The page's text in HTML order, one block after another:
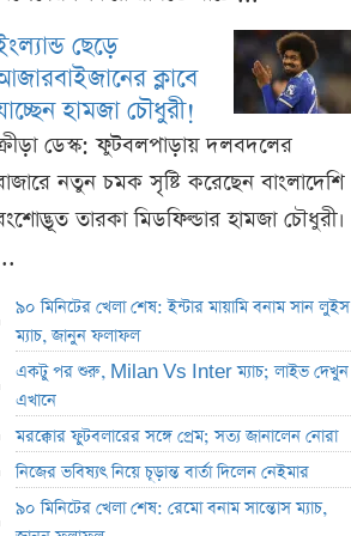
ছেড়ে
ক্লাবে
হামজা চৌধুরী!
ডেস্ক: ফুটবলপাড়ায় দলবদলের
নতুন চমক সৃষ্টি করেছেন বাংলাদেশি
তারকা মিডফিল্ডার হামজা চৌধুরী।
৯০ মিনিটের খেলা শেষ: ইন্টার মায়ামি বনাম সান লুইস
ম্যাচ, জানুন ফলাফল
একটু পর শুরু, Milan Vs Inter ম্যাচ; লাইভ দেখুন
এখানে
মরক্কোর ফুটবলারের সঙ্গে প্রেম; সত্য জানালেন নোরা
নিজের ভবিষ্যৎ নিয়ে চূড়ান্ত বার্তা দিলেন নেইমার
৯০ মিনিটের খেলা শেষ: রেমো বনাম সান্তোস ম্যাচ,